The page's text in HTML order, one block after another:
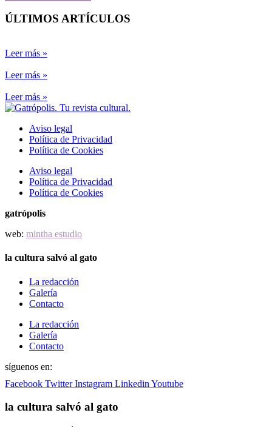
ÚLTIMOS ARTÍCULOS
Leer más »
Leer más »
Leer más »
Aviso legal
Política de Privacidad
Política de Cookies
Aviso legal
Política de Privacidad
Política de Cookies
gatrópolis
web: mintha estudio
la cultura salvó al gato
La redacción
Galería
Contacto
La redacción
Galería
Contacto
síguenos en:
Facebook Twitter Instagram Linkedin Youtube
la cultura salvó al gato